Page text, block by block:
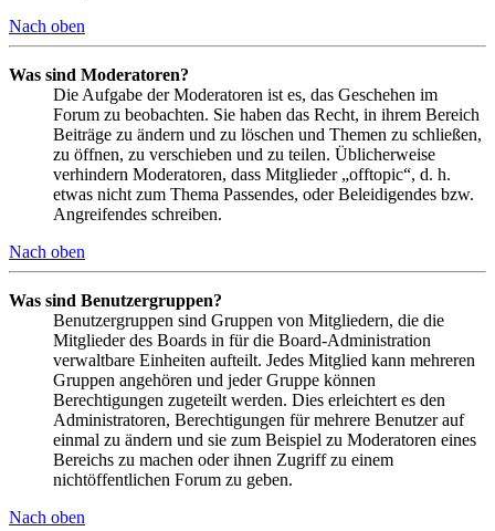
Nach oben
Was sind Moderatoren?
Die Aufgabe der Moderatoren ist es, das Geschehen im
Forum zu beobachten. Sie haben das Recht, in ihrem Bereich
Beiträge zu ändern und zu löschen und Themen zu schließen,
zu öffnen, zu verschieben und zu teilen. Üblicherweise
verhindern Moderatoren, dass Mitglieder „offtopic“, d. h.
etwas nicht zum Thema Passendes, oder Beleidigendes bzw.
Angreifendes schreiben.
Nach oben
Was sind Benutzergruppen?
Benutzergruppen sind Gruppen von Mitgliedern, die die
Mitglieder des Boards in für die Board-Administration
verwaltbare Einheiten aufteilt. Jedes Mitglied kann mehreren
Gruppen angehören und jeder Gruppe können
Berechtigungen zugeteilt werden. Dies erleichtert es den
Administratoren, Berechtigungen für mehrere Benutzer auf
einmal zu ändern und sie zum Beispiel zu Moderatoren eines
Bereichs zu machen oder ihnen Zugriff zu einem
nichtöffentlichen Forum zu geben.
Nach oben